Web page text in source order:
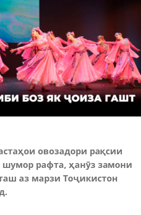
овозадори рақсии
рафта, ҳанӯз замони
аз марзи Тоҷикистон